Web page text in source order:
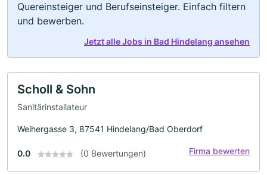
Quereinsteiger und Berufseinsteiger. Einfach filtern
und bewerben.
Jetzt alle Jobs in Bad Hindelang ansehen
Scholl & Sohn
Sanitärinstallateur
Weihergasse 3, 87541 Hindelang/Bad Oberdorf
0.0 (0 Bewertungen) Firma bewerten